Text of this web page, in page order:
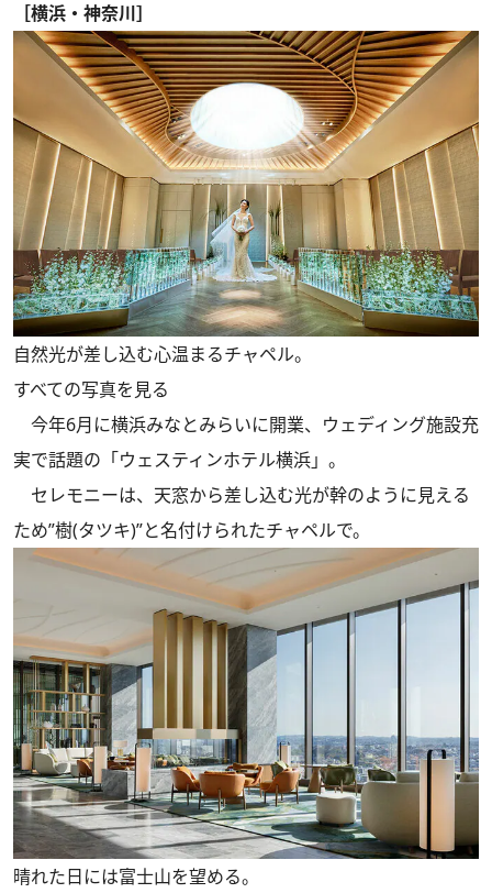
［横浜・神奈川］
自然光が差し込む心温まるチャペル。
すべての写真を見る
今年6月に横浜みなとみらいに開業、ウェディング施設充
実で話題の「ウェスティンホテル横浜」。
セレモニーは、天窓から差し込む光が幹のように見える
ため”樹(タツキ)”と名付けられたチャペルで。
晴れた日には富士山を望める。